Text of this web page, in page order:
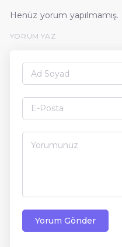
Henüz yorum yapılmamış.
YORUM YAZ
Yorum Gönder